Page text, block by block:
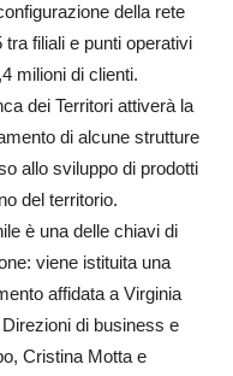
della rete
filiali e punti operativi
milioni di clienti.
dei Territori attiverà la
di alcune strutture
allo sviluppo di prodotti
del territorio.
è una delle chiavi di
viene istituita una
affidata a Virginia
di business e
Cristina Motta e